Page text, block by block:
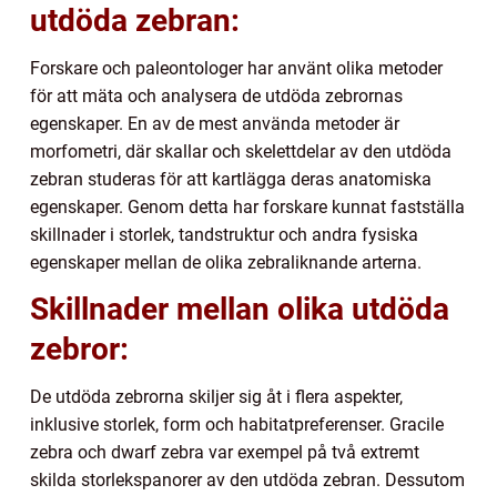
utdöda zebran:
Forskare och paleontologer har använt olika metoder
för att mäta och analysera de utdöda zebrornas
egenskaper. En av de mest använda metoder är
morfometri, där skallar och skelettdelar av den utdöda
zebran studeras för att kartlägga deras anatomiska
egenskaper. Genom detta har forskare kunnat fastställa
skillnader i storlek, tandstruktur och andra fysiska
egenskaper mellan de olika zebraliknande arterna.
Skillnader mellan olika utdöda
zebror:
De utdöda zebrorna skiljer sig åt i flera aspekter,
inklusive storlek, form och habitatpreferenser. Gracile
zebra och dwarf zebra var exempel på två extremt
skilda storlekspanorer av den utdöda zebran. Dessutom